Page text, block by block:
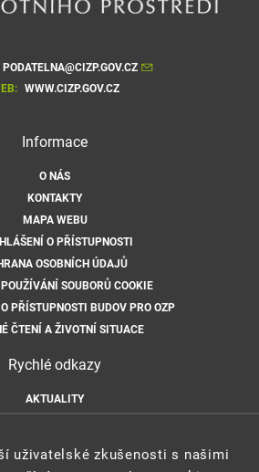
PODATELNA@CIZP.GOV.CZ
WWW.CIZP.GOV.CZ
Informace
O NÁS
KONTAKTY
MAPA WEBU
O PŘÍSTUPNOSTI
OSOBNÍCH ÚDAJŮ
SOUBORŮ COOKIE
PŘÍSTUPNOSTI BUDOV PRO OZP
ČTENÍ A ŽIVOTNÍ SITUACE
Rychlé odkazy
AKTUALITY
uživatelské zkušenosti s našimi